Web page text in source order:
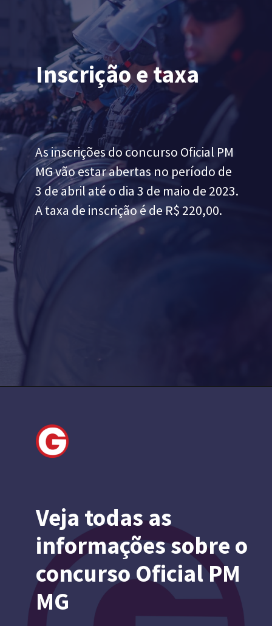
Inscrição e taxa
As inscrições doconcurso Oficial PM
MGvão estar abertas no período de
3 de abril até o dia 3 de maio de 2023.
A taxa de inscrição é de R$ 220,00.
Veja todas as
informações sobre o
concurso Oficial PM
MG